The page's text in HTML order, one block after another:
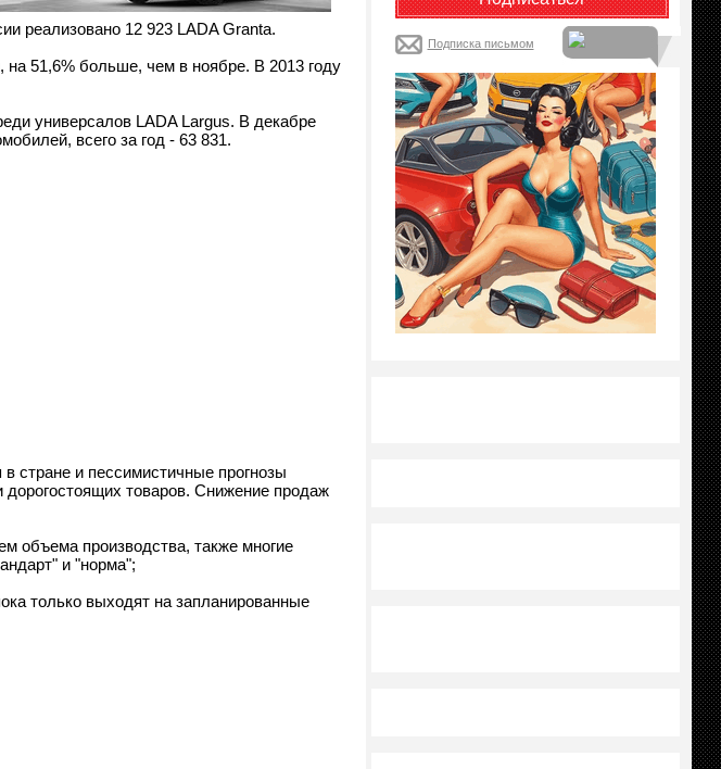
реализовано 12 923 LADA Granta.
51,6% больше, чем в ноябре. В 2013 году
универсалов LADA Largus. В декабре
всего за год - 63 831.
стране и пессимистичные прогнозы
дорогостоящих товаров. Снижение продаж
объема производства, также многие
и "норма";
только выходят на запланированные
Подписка письмом